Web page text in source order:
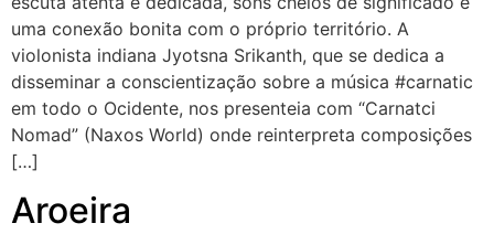
uma conexão bonita com o próprio território. A
violonista indiana Jyotsna Srikanth, que se dedica a
disseminar a conscientização sobre a música #carnatic
em todo o Ocidente, nos presenteia com “Carnatci
Nomad” (Naxos World) onde reinterpreta composições
[…]
Aroeira